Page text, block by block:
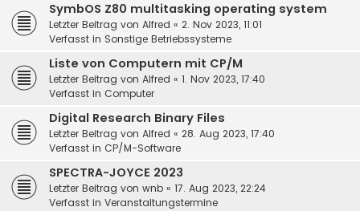
SymbOS Z80 multitasking operating system
Letzter Beitrag von Alfred « 2. Nov 2023, 11:01
Verfasst in Sonstige Betriebssysteme
Liste von Computern mit CP/M
Letzter Beitrag von Alfred « 1. Nov 2023, 17:40
Verfasst in Computer
Digital Research Binary Files
Letzter Beitrag von Alfred « 28. Aug 2023, 17:40
Verfasst in CP/M-Software
SPECTRA-JOYCE 2023
Letzter Beitrag von wnb « 17. Aug 2023, 22:24
Verfasst in Veranstaltungstermine